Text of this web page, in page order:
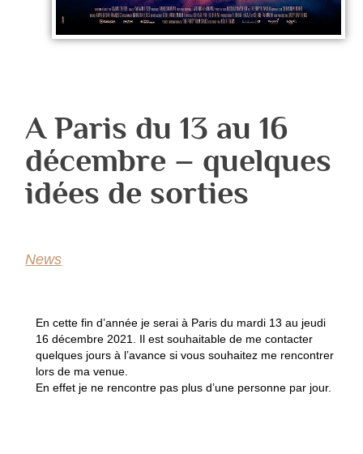
A Paris du 13 au 16
décembre – quelques
idées de sorties
News
En cette fin d’année je serai à Paris du mardi 13 au jeudi
16 décembre 2021. Il est souhaitable de me contacter
quelques jours à l’avance si vous souhaitez me rencontrer
lors de ma venue.
En effet je ne rencontre pas plus d’une personne par jour.